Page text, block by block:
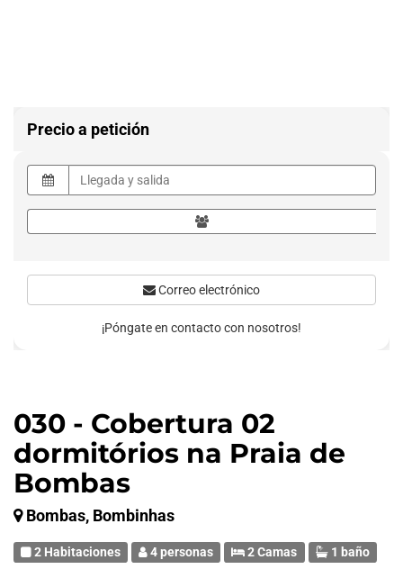
030 - Cobertura 02
dormitórios na Praia de
Bombas
Bombas, Bombinhas
2 Habitaciones 4 personas 2 Camas 1 baño
Precio a petición
Correo electrónico
¡Póngate en contacto con nosotros!